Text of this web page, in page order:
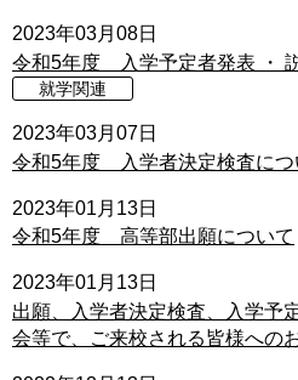
2023年03月08日
令和5年度 入学予定者発表 ・
就学関連
2023年03月07日
令和5年度 入学者決定検査につ
2023年01月13日
令和5年度 高等部出願について
2023年01月13日
出願、入学者決定検査、入学予
会等で、ご来校される皆様への